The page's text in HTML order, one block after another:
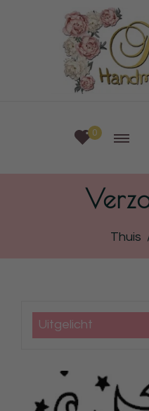
0
Thuis
Uitgelicht